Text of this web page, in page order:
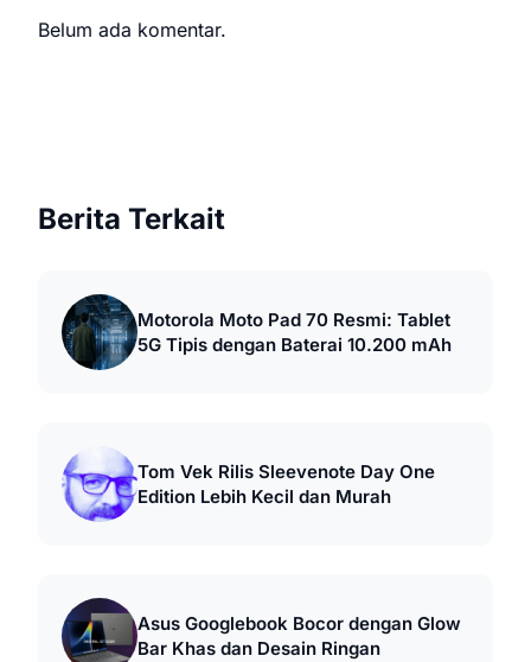
Belum ada komentar.
Berita Terkait
Motorola Moto Pad 70 Resmi: Tablet
5G Tipis dengan Baterai 10.200 mAh
Tom Vek Rilis Sleevenote Day One
Edition Lebih Kecil dan Murah
Asus Googlebook Bocor dengan Glow
Bar Khas dan Desain Ringan